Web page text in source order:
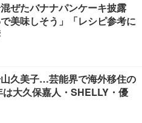
ぜたバナナパンケーキ披露
で美味しそう」「レシピ参考に
久美子…芸能界で海外移住の
大久保嘉人・SHELLY・優